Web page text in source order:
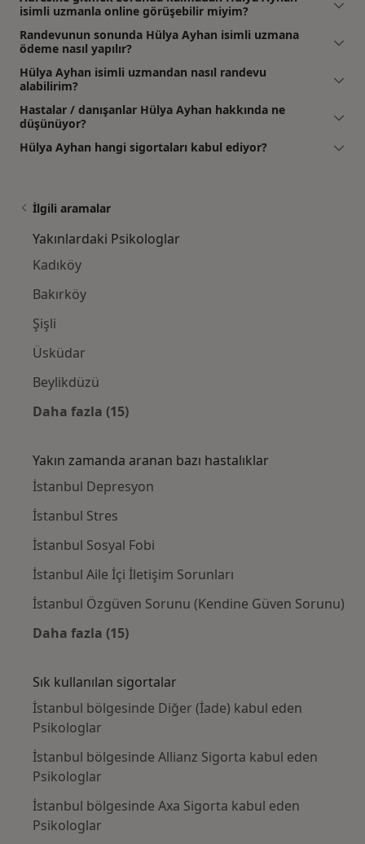
isimli uzmanla online görüşebilir miyim?
Randevunun sonunda Hülya Ayhan isimli uzmana
ödeme nasıl yapılır?
Hülya Ayhan isimli uzmandan nasıl randevu
alabilirim?
Hastalar / danışanlar Hülya Ayhan hakkında ne
düşünüyor?
Hülya Ayhan hangi sigortaları kabul ediyor?
İlgili aramalar
Yakınlardaki Psikologlar
Kadıköy
Bakırköy
Şişli
Üsküdar
Beylikdüzü
Daha fazla (15)
Yakın zamanda aranan bazı hastalıklar
İstanbul Depresyon
İstanbul Stres
İstanbul Sosyal Fobi
İstanbul Aile İçi İletişim Sorunları
İstanbul Özgüven Sorunu (Kendine Güven Sorunu)
Daha fazla (15)
Sık kullanılan sigortalar
İstanbul bölgesinde Diğer (İade) kabul eden
Psikologlar
İstanbul bölgesinde Allianz Sigorta kabul eden
Psikologlar
İstanbul bölgesinde Axa Sigorta kabul eden
Psikologlar